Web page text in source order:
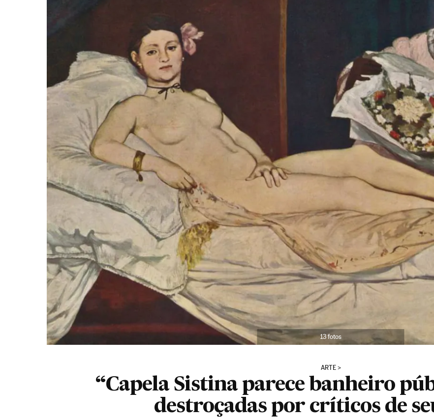
13 fotos
ARTE
“Capela Sistina parece banheiro
destroçadas por críticos de